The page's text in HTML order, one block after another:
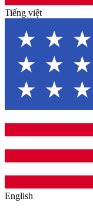
Tiếng việt
English